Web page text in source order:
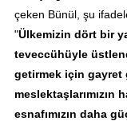
çeken Bünül, şu
​"Ülkemizin dört bir
teveccühüyle
getirmek için gayret
meslektaşlarımızın
esnafımızın daha